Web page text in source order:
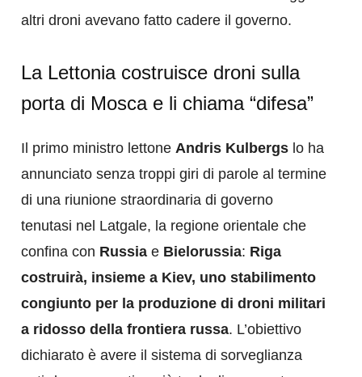
altri droni avevano fatto cadere il governo.
La Lettonia costruisce droni sulla
porta di Mosca e li chiama “difesa”
Il primo ministro lettone Andris Kulbergs lo ha
annunciato senza troppi giri di parole al termine
di una riunione straordinaria di governo
tenutasi nel Latgale, la regione orientale che
confina con Russia e Bielorussia: Riga
costruirà, insieme a Kiev, uno stabilimento
congiunto per la produzione di droni militari
a ridosso della frontiera russa. L’obiettivo
dichiarato è avere il sistema di sorveglianza